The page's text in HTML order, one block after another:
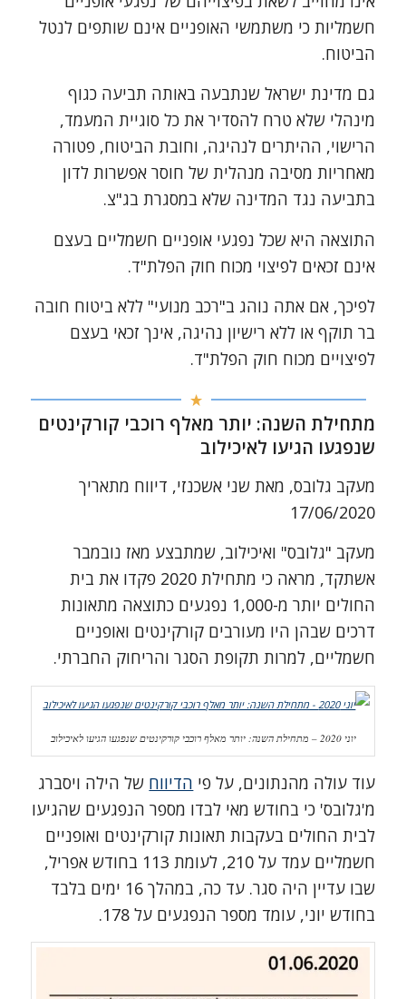
חשמליות כי משתמשי האופניים אינם שותפים לנטל
הביטוח.
גם מדינת ישראל שנתבעה באותה תביעה כגוף
מינהלי שלא טרח להסדיר את כל סוגיית המעמד,
הרישוי, ההיתרים לנהיגה, וחובת הביטוח, פטורה
מאחריות מסיבה מנהלית של חוסר אפשרות לדון
בתביעה נגד המדינה שלא במסגרת בג"צ.
התוצאה היא שכל נפגעי אופניים חשמליים בעצם
אינם זכאים לפיצוי מכוח חוק הפלת"ד.
לפיכך, אם אתה נוהג ב"רכב מנועי" ללא ביטוח חובה
בר תוקף או ללא רישיון נהיגה, אינך זכאי בעצם
לפיצויים מכוח חוק הפלת"ד.
מתחילת השנה: יותר מאלף רוכבי קורקינטים
שנפגעו הגיעו לאיכילוב
מעקב גלובס, מאת שני אשכנזי, דיווח מתאריך
17/06/2020
מעקב "גלובס" ואיכילוב, שמתבצע מאז נובמבר
אשתקד, מראה כי מתחילת 2020 פקדו את בית
החולים יותר מ-1,000 נפגעים כתוצאה מתאונות
דרכים שבהן היו מעורבים קורקינטים ואופניים
חשמליים, למרות תקופת הסגר והריחוק החברתי.
יוני 2020 – מתחילת השנה: יותר מאלף רוכבי קורקינטים שנפגעו הגיעו לאיכילוב
עוד עולה מהנתונים, על פי הדיווח של הילה ויסברג
מ'גלובס' כי בחודש מאי לבדו מספר הנפגעים שהגיעו
לבית החולים בעקבות תאונות קורקינטים ואופניים
חשמליים עמד על 210, לעומת 113 בחודש אפריל,
שבו עדיין היה סגר. עד כה, במהלך 16 ימים בלבד
בחודש יוני, עומד מספר הנפגעים על 178.